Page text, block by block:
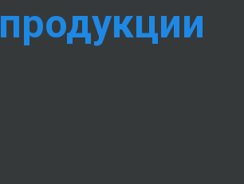
продукции